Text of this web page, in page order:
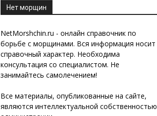
Нет морщин
NetMorshchin.ru - онлайн справочник по
борьбе с морщинами. Вся информация носит
справочный характер. Необходима
консультация со специалистом. Не
занимайтесь самолечением!
Все материалы, опубликованные на сайте,
являются интеллектуальной собственностью